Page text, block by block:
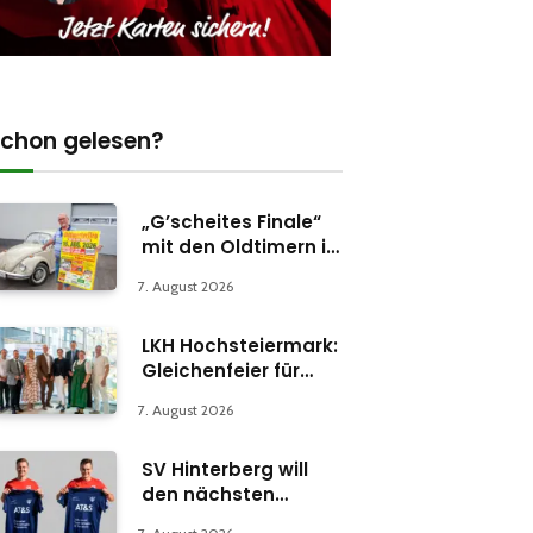
gelesen?
„G’scheites Finale“
mit den Oldtimern in
7. August 2026
LKH Hochsteiermark:
Gleichenfeier für
Abteilung in Bruck
7. August 2026
SV Hinterberg will
den nächsten